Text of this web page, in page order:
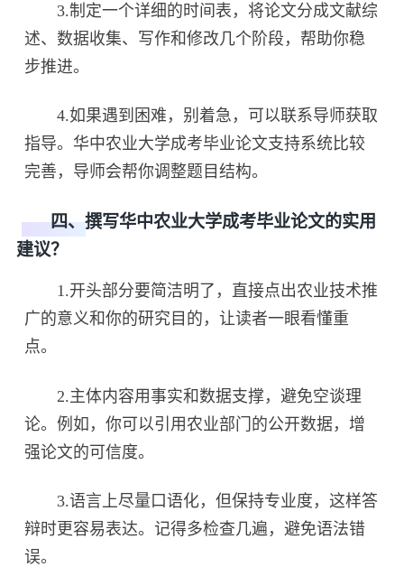
3.制定一个详细的时间表，将论文分成文献综
述、数据收集、写作和修改几个阶段，帮助你稳
步推进。
4.如果遇到困难，别着急，可以联系导师获取
指导。华中农业大学成考毕业论文支持系统比较
完善，导师会帮你调整题目结构。
四、撰写华中农业大学成考毕业论文的实用
建议？
1.开头部分要简洁明了，直接点出农业技术推
广的意义和你的研究目的，让读者一眼看懂重
点。
2.主体内容用事实和数据支撑，避免空谈理
论。例如，你可以引用农业部门的公开数据，增
强论文的可信度。
3.语言上尽量口语化，但保持专业度，这样答
辩时更容易表达。记得多检查几遍，避免语法错
误。